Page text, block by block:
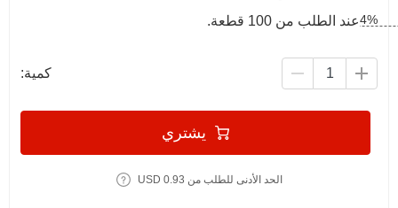
عند الطلب من 100 قطعة.4%
كمية:
يشتري
الحد الأدنى للطلب من 0.93 USD